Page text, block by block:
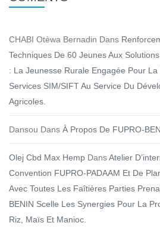
CHABI Otèwa Bernadin Dans
Techniques De 60 Jeunes Aux
: La Jeunesse Rurale Engagée Pour
Services SIM/SIFT Au Service Du
Agricoles.
Dansou Dans À Propos De FUPRO-
Olej Cbd Max Hemp DansAtelier
Convention FUPRO-PADAAM Et De
Avec Toutes Les Faîtières Parties
BENIN Scelle Les Synergies Pour La
Riz, Maïs Et Manioc.